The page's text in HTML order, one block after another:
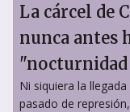
La cárcel de
nunca antes
Ni siquiera la
pasado de